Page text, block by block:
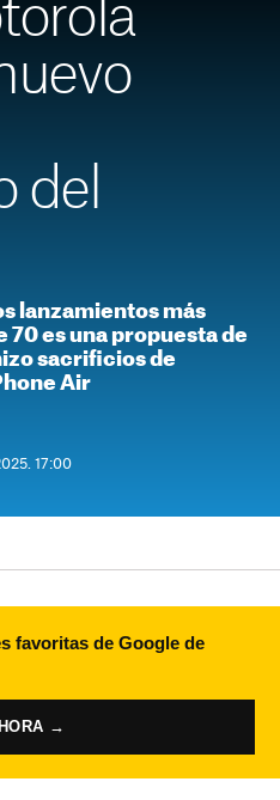
del
lanzamientos más
70 es una propuesta de
sacrificios de
Air
17:00
favoritas de Google de
→